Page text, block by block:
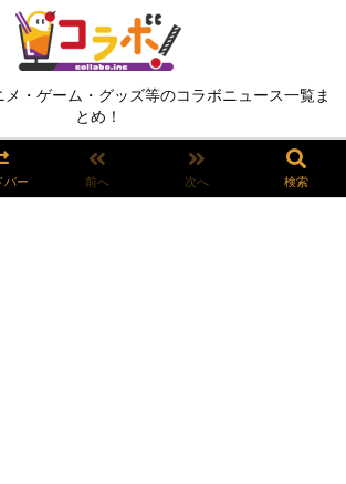
メ・ゲーム・グッズ等のコラボニュース一覧ま
とめ！
バー 前へ 次へ 検索